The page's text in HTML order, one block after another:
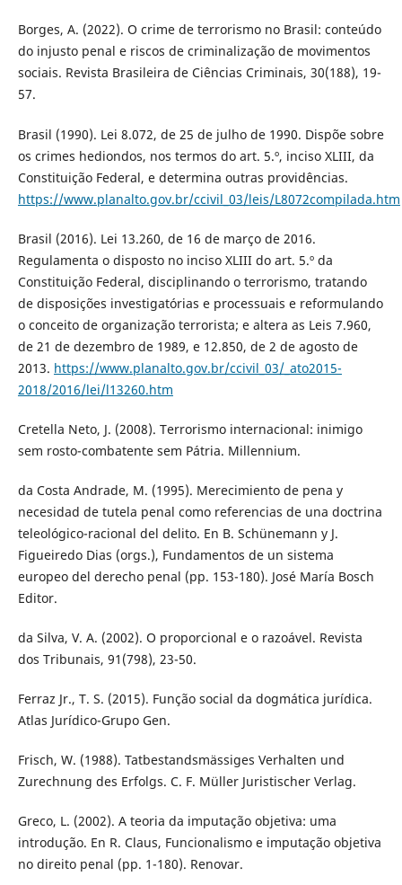
Borges, A. (2022). O crime de terrorismo no Brasil: conteúdo
do injusto penal e riscos de criminalização de movimentos
sociais. Revista Brasileira de Ciências Criminais, 30(188), 19-
57.
Brasil (1990). Lei 8.072, de 25 de julho de 1990. Dispõe sobre
os crimes hediondos, nos termos do art. 5.º, inciso XLIII, da
Constituição Federal, e determina outras providências.
https://www.planalto.gov.br/ccivil_03/leis/L8072compilada.htm
Brasil (2016). Lei 13.260, de 16 de março de 2016.
Regulamenta o disposto no inciso XLIII do art. 5.º da
Constituição Federal, disciplinando o terrorismo, tratando
de disposições investigatórias e processuais e reformulando
o conceito de organização terrorista; e altera as Leis 7.960,
de 21 de dezembro de 1989, e 12.850, de 2 de agosto de
2013. https://www.planalto.gov.br/ccivil_03/_ato2015-
2018/2016/lei/l13260.htm
Cretella Neto, J. (2008). Terrorismo internacional: inimigo
sem rosto-combatente sem Pátria. Millennium.
da Costa Andrade, M. (1995). Merecimiento de pena y
necesidad de tutela penal como referencias de una doctrina
teleológico-racional del delito. En B. Schünemann y J.
Figueiredo Dias (orgs.), Fundamentos de un sistema
europeo del derecho penal (pp. 153-180). José María Bosch
Editor.
da Silva, V. A. (2002). O proporcional e o razoável. Revista
dos Tribunais, 91(798), 23-50.
Ferraz Jr., T. S. (2015). Função social da dogmática jurídica.
Atlas Jurídico-Grupo Gen.
Frisch, W. (1988). Tatbestandsmässiges Verhalten und
Zurechnung des Erfolgs. C. F. Müller Juristischer Verlag.
Greco, L. (2002). A teoria da imputação objetiva: uma
introdução. En R. Claus, Funcionalismo e imputação objetiva
no direito penal (pp. 1-180). Renovar.